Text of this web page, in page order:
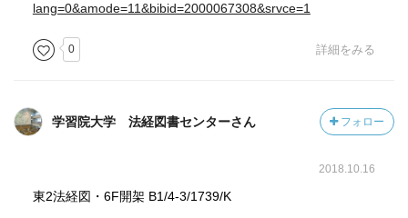
lang=0&amode=11&bibid=2000067308&srvce=1
0 詳細をみる
学習院大学 法経図書センターさん フォロー
2018.10.16
東2法経図・6F開架 B1/4-3/1739/K